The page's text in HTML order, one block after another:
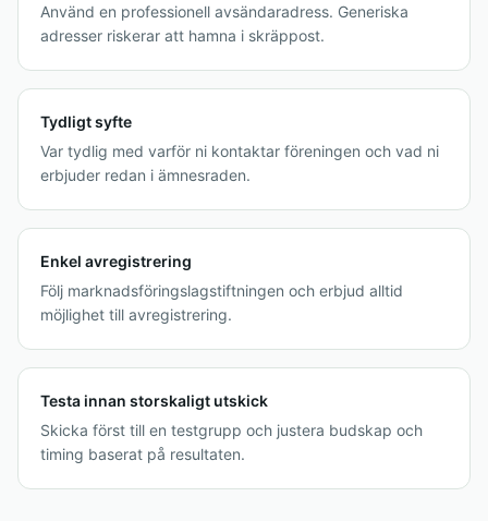
Använd en professionell avsändaradress. Generiska
adresser riskerar att hamna i skräppost.
Tydligt syfte
Var tydlig med varför ni kontaktar föreningen och vad ni
erbjuder redan i ämnesraden.
Enkel avregistrering
Följ marknadsföringslagstiftningen och erbjud alltid
möjlighet till avregistrering.
Testa innan storskaligt utskick
Skicka först till en testgrupp och justera budskap och
timing baserat på resultaten.